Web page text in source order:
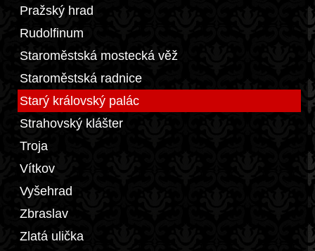
Pražský hrad
Rudolfinum
Staroměstská mostecká věž
Staroměstská radnice
Starý královský palác
Strahovský klášter
Troja
Vítkov
Vyšehrad
Zbraslav
Zlatá ulička